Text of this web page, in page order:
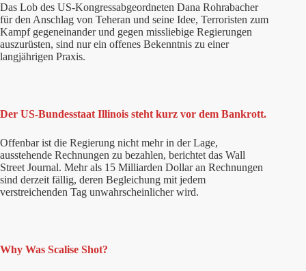
Das Lob des US-Kongressabgeordneten Dana Rohrabacher
für den Anschlag von Teheran und seine Idee, Terroristen zum
Kampf gegeneinander und gegen missliebige Regierungen
auszurüsten, sind nur ein offenes Bekenntnis zu einer
langjährigen Praxis.
Der US-Bundesstaat Illinois steht kurz vor dem Bankrott.
Offenbar ist die Regierung nicht mehr in der Lage,
ausstehende Rechnungen zu bezahlen, berichtet das Wall
Street Journal. Mehr als 15 Milliarden Dollar an Rechnungen
sind derzeit fällig, deren Begleichung mit jedem
verstreichenden Tag unwahrscheinlicher wird.
Why Was Scalise Shot?